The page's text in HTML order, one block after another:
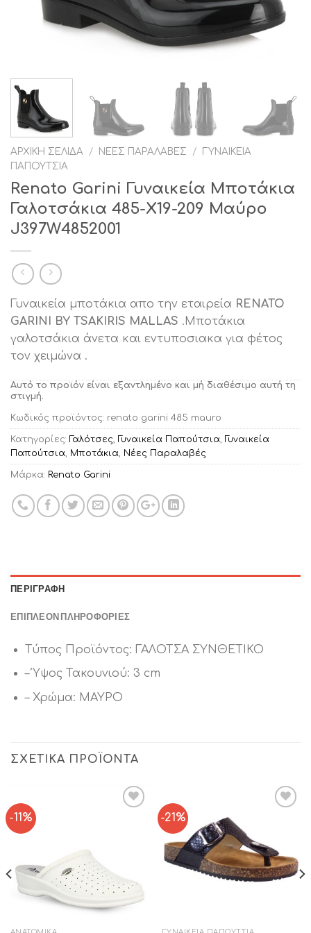
ΑΡΧΙΚΉ ΣΕΛΊΔΑ / ΝΈΕΣ ΠΑΡΑΛΑΒΈΣ /
ΓΥΝΑΙΚΕΊΑ
ΠΑΠΟΎΤΣΙΑ
Renato Garini Γυναικεία Μποτάκια
Γαλοτσάκια 485-Χ19-209 Μαύρο
J397W4852001
Γυναικεία μποτάκια απο την εταιρεία RENATO
GARINI BY TSAKIRIS MALLAS .Μποτάκια
γαλοτσάκια άνετα και εντυποσιακα για φέτος
τον χειμώνα .
Αυτό το προϊόν είναι εξαντλημένο και μή διαθέσιμο αυτή τη
στιγμή.
Κωδικός προϊόντος: renato garini 485 mauro
Κατηγορίες: Γαλότσες, Γυναικεία Παπούτσια, Γυναικεία
Παπούτσια, Μποτάκια, Νέες Παραλαβές
Μάρκα: Renato Garini
ΠΕΡΙΓΡΑΦΉ
ΕΠΙΠΛΈΟΝ ΠΛΗΡΟΦΟΡΊΕΣ
Τύπος Προϊόντος: ΓΑΛΟΤΣΑ ΣΥΝΘΕΤΙΚΟ
– Ύψος Τακουνιού: 3 cm
– Χρώμα: ΜΑΥΡΟ
ΣΧΕΤΙΚΆ ΠΡΟΪΌΝΤΑ
-11% -21%